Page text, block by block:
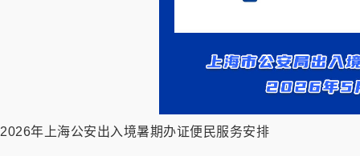
2026年上海公安出入境暑期办证便民服务安排